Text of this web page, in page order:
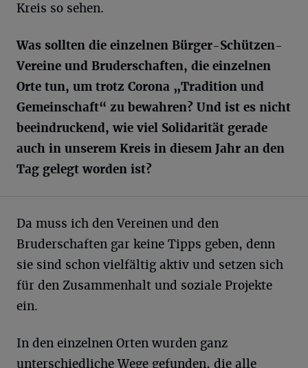
Kreis so sehen.
Was sollten die einzelnen Bürger-Schützen-
Vereine und Bruderschaften, die einzelnen
Orte tun, um trotz Corona „Tradition und
Gemeinschaft“ zu bewahren? Und ist es nicht
beeindruckend, wie viel Solidarität gerade
auch in unserem Kreis in diesem Jahr an den
Tag gelegt worden ist?
Da muss ich den Vereinen und den
Bruderschaften gar keine Tipps geben, denn
sie sind schon vielfältig aktiv und setzen sich
für den Zusammenhalt und soziale Projekte
ein.
In den einzelnen Orten wurden ganz
unterschiedliche Wege gefunden, die alle